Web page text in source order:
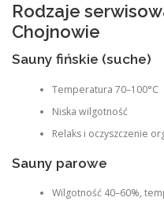
Rodzaje
Chojnowie
Sauny fińskie (suche)
Temperatura 70–100°C
Niska wilgotność
Relaks i oczyszczenie
Sauny parowe
Wilgotność 40–60%,